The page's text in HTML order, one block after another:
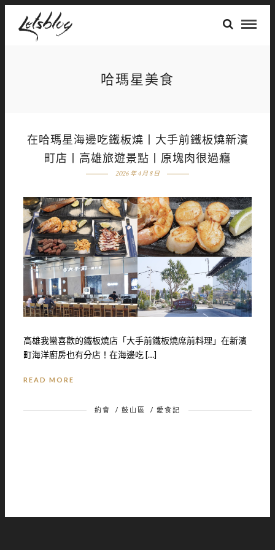
哈瑪星美食
在哈瑪星海邊吃鐵板燒丨大手前鐵板燒新濱
町店丨高雄旅遊景點丨原塊肉很過癮
2026 年 4 月 8 日
高雄我蠻喜歡的鐵板燒店「大手前鐵板燒席前料理」在新濱
町海洋廚房也有分店！在海邊吃 […]
READ MORE
約會 / 鼓山區 / 愛食記